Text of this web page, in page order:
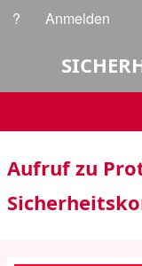
Direkt
Benutzermenü
? Anmelden
Hauptnavigation
Aufruf zu